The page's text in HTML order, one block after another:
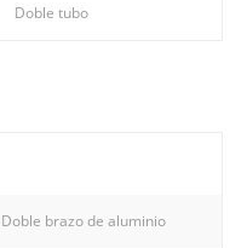
Doble tubo
Doble brazo de aluminio